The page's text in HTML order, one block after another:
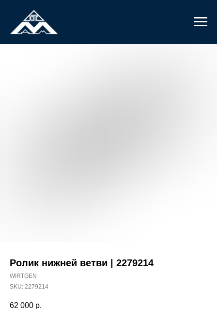
Ролик нижней ветви | 2279214
WIRTGEN
SKU: 2279214
62 000 р.